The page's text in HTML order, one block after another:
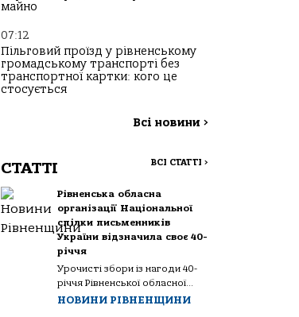
майно
07:12
Пільговий проїзд у рівненському
громадському транспорті без
транспортної картки: кого це
стосується
Всі новини >
СТАТТІ ВСІ СТАТТІ >
Рівненська обласна
організації Національної
спілки письменників
України відзначила своє 40-
річчя
Урочисті збори із нагоди 40-
річчя Рівненської обласної...
НОВИНИ РІВНЕНЩИНИ